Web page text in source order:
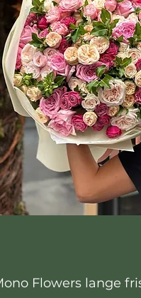
Flowers lange